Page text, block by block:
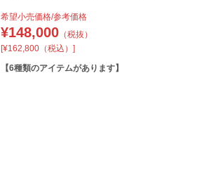
希望小売価格/参考価格
¥148,000（税抜）
[¥162,800（税込）]
【6種類のアイテムがあります】